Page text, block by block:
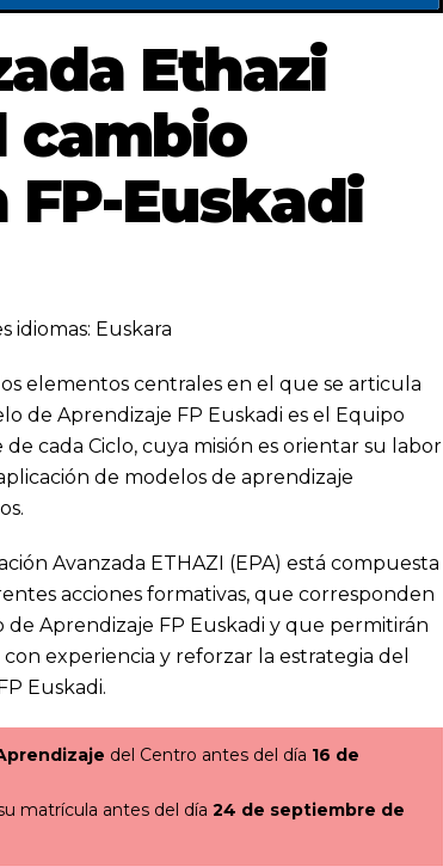
Ethazi
cambio
Euskadi
idiomas: Euskara
elementos centrales en el que se articula
de Aprendizaje FP Euskadi es el Equipo
cada Ciclo, cuya misión es orientar su labor
de modelos de aprendizaje
Avanzada ETHAZI (EPA) está compuesta
acciones formativas, que corresponden
Aprendizaje FP Euskadi y que permitirán
experiencia y reforzar la estrategia del
Euskadi.
del Centro antes del día 16 de
matrícula antes del día 24 de septiembre de